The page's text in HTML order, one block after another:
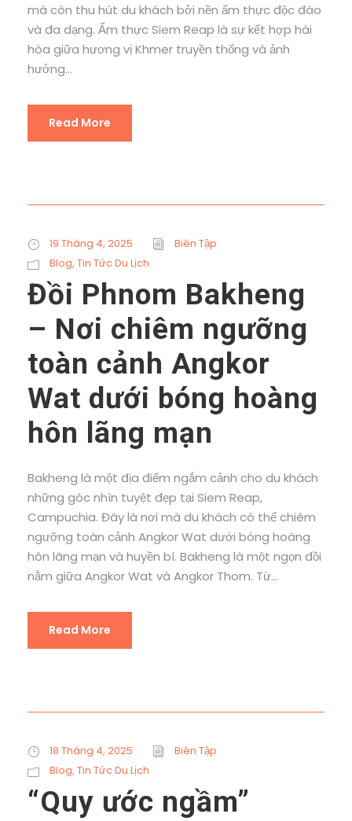
mà còn thu hút du khách bởi nền ẩm thực độc đáo
và đa dạng. Ẩm thực Siem Reap là sự kết hợp hài
hòa giữa hương vị Khmer truyền thống và ảnh
hưởng...
Read More
19 Tháng 4, 2025
Biên Tập
Blog, Tin Tức Du Lịch
Đồi Phnom Bakheng
– Nơi chiêm ngưỡng
toàn cảnh Angkor
Wat dưới bóng hoàng
hôn lãng mạn
Bakheng là một địa điểm ngắm cảnh cho du khách
những góc nhìn tuyệt đẹp tại Siem Reap,
Campuchia. Đây là nơi mà du khách có thể chiêm
ngưỡng toàn cảnh Angkor Wat dưới bóng hoàng
hôn lãng mạn và huyền bí. Bakheng là một ngọn đồi
nằm giữa Angkor Wat và Angkor Thom. Từ...
Read More
18 Tháng 4, 2025
Biên Tập
Blog, Tin Tức Du Lịch
“Quy ước ngầm”